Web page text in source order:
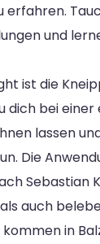
erfahren.
und
ist die
dich bei
lassen
Die
Sebastian
auch
in